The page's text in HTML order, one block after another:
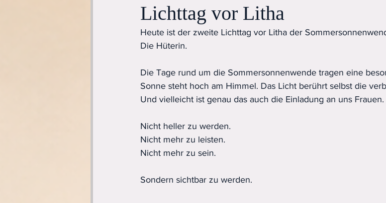
Lichttag vor Litha
Heute ist der zweite Lichttag vor Litha der
Die Hüterin.
Die Tage rund um die Sommersonnenwende tragen eine
Sonne steht hoch am Himmel. Das Licht berührt selbst die
Und vielleicht ist genau das auch die Einladung an uns Frauen.
Nicht heller zu werden.
Nicht mehr zu leisten.
Nicht mehr zu sein.
Sondern sichtbar zu werden.